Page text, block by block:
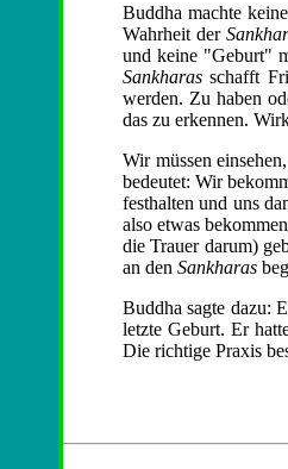
Buddha machte
Wahrheit der
und keine "Geburt"
Sankharas schafft
werden. Zu haben
das zu erkennen.
Wir müssen
bedeutet: Wir
festhalten und uns
also etwas
die Trauer darum)
an den Sankharas
Buddha sagte dazu:
letzte Geburt. Er
Die richtige Praxis